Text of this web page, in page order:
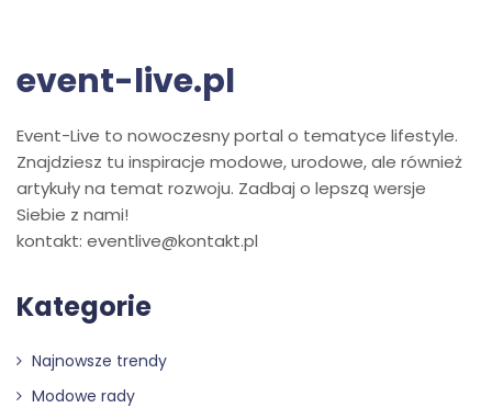
event-live.pl
Event-Live to nowoczesny portal o tematyce lifestyle.
Znajdziesz tu inspiracje modowe, urodowe, ale również
artykuły na temat rozwoju. Zadbaj o lepszą wersje
Siebie z nami!
kontakt: eventlive@kontakt.pl
Kategorie
Najnowsze trendy
Modowe rady